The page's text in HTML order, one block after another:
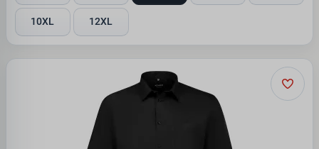
10XL 12XL